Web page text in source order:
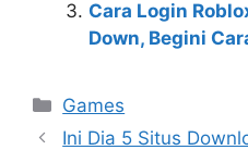
Cara Login
Down, Begini
Kategori
Games
Ini Dia 5 Situs